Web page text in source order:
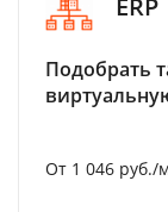
ERP
Подобрать
От 1 046 руб./